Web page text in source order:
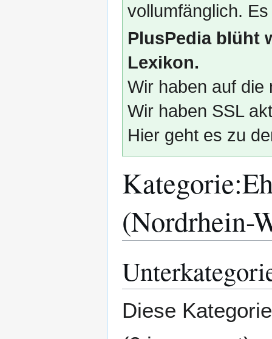
vollumfänglich.
PlusPedia blüht
Lexikon.
Wir haben auf die
Wir haben SSL
Hier geht es zu
Kategorie:
(Nordrhein-
Navigation
Suche
Diese